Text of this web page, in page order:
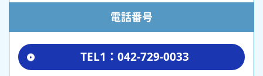
電話番号
TEL1：042-729-0033